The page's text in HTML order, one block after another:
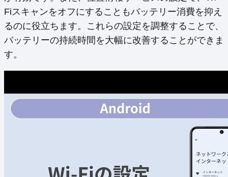
Fiスキャンをオフにすることもバッテリー消費を抑え
るのに役立ちます。これらの設定を調整することで、
バッテリーの持続時間を大幅に改善することができま
す。